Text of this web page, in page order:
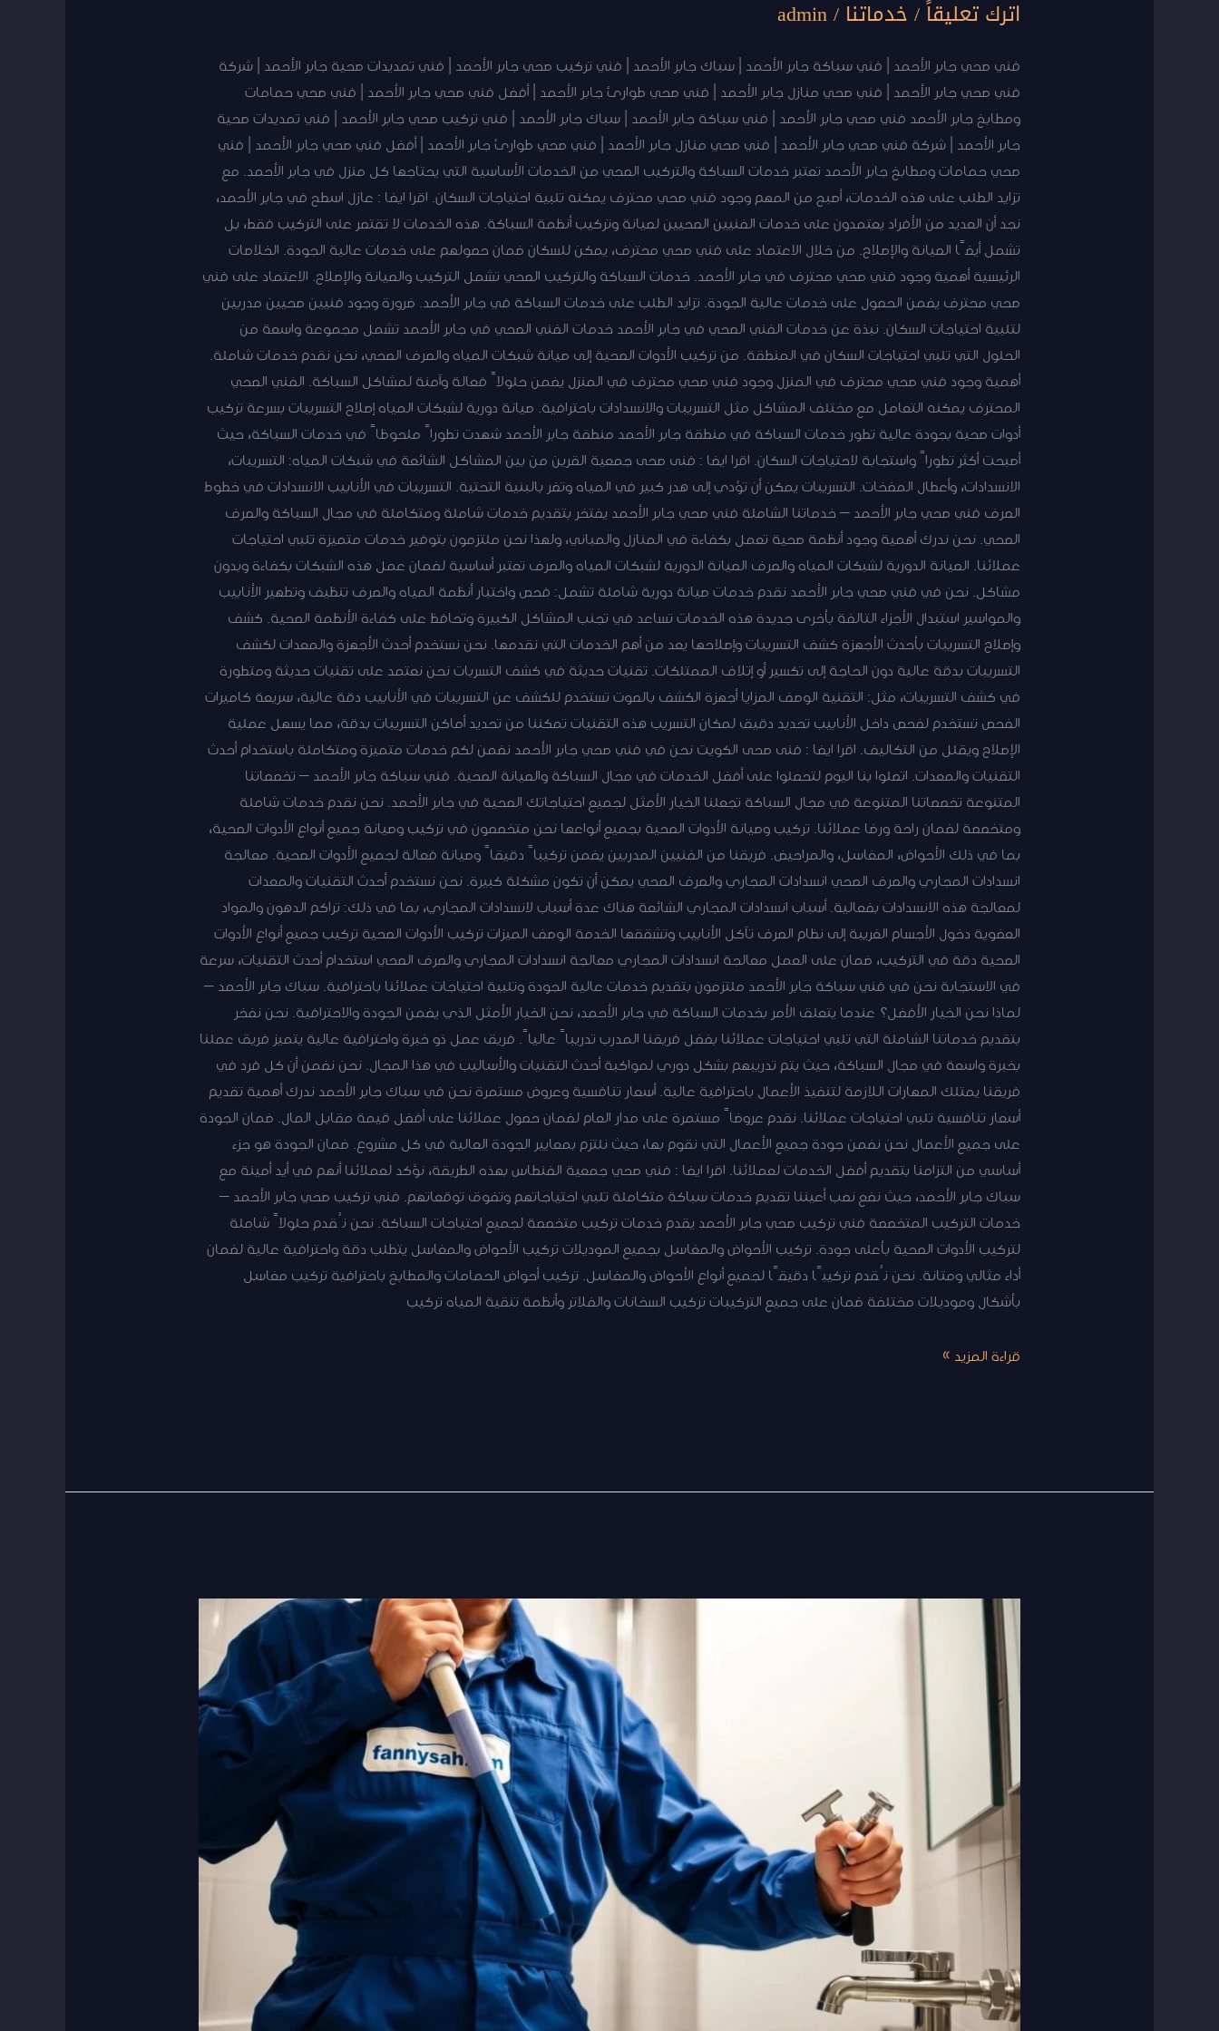
اترك تعليقاً/خدماتنا /
admin
فني صحي جابر الأحمد | فني سباكة جابر الأحمد | سباك جابر الأحمد | فني تركيب صحي جابر الأحمد | فني تمديدات صحية جابر الأحمد | شركة
فني صحي جابر الأحمد | فني صحي منازل جابر الأحمد | فني صحي طوارئ جابر الأحمد | أفضل فني صحي جابر الأحمد | فني صحي حمامات
ومطابخ جابر الأحمد فني صحي جابر الأحمد | فني سباكة جابر الأحمد | سباك جابر الأحمد | فني تركيب صحي جابر الأحمد | فني تمديدات صحية
جابر الأحمد | شركة فني صحي جابر الأحمد | فني صحي منازل جابر الأحمد | فني صحي طوارئ جابر الأحمد | أفضل فني صحي جابر الأحمد | فني
صحي حمامات ومطابخ جابر الأحمد تعتبر خدمات السباكة والتركيب الصحي من الخدمات الأساسية التي يحتاجها كل منزل في جابر الأحمد. مع
تزايد الطلب على هذه الخدمات، أصبح من المهم وجود فني صحي محترف يمكنه تلبية احتياجات السكان. اقرا ايضا : عازل اسطح في جابر الأحمد،
نجد أن العديد من الأفراد يعتمدون على خدمات الفنيين الصحيين لصيانة وتركيب أنظمة السباكة. هذه الخدمات لا تقتصر على التركيب فقط، بل
تشمل أيضًا الصيانة والإصلاح. من خلال الاعتماد على فني صحي محترف، يمكن للسكان ضمان حصولهم على خدمات عالية الجودة. الخلاصات
الرئيسية أهمية وجود فني صحي محترف في جابر الأحمد. خدمات السباكة والتركيب الصحي تشمل التركيب والصيانة والإصلاح. الاعتماد على فني
صحي محترف يضمن الحصول على خدمات عالية الجودة. تزايد الطلب على خدمات السباكة في جابر الأحمد. ضرورة وجود فنيين صحيين مدربين
لتلبية احتياجات السكان. نبذة عن خدمات الفني الصحي في جابر الأحمد خدمات الفني الصحي في جابر الأحمد تشمل مجموعة واسعة من
الحلول التي تلبي احتياجات السكان في المنطقة. من تركيب الأدوات الصحية إلى صيانة شبكات المياه والصرف الصحي، نحن نقدم خدمات شاملة.
أهمية وجود فني صحي محترف في المنزل وجود فني صحي محترف في المنزل يضمن حلولاً فعالة وآمنة لمشاكل السباكة. الفني الصحي
المحترف يمكنه التعامل مع مختلف المشاكل مثل التسريبات والانسدادات باحترافية. صيانة دورية لشبكات المياه إصلاح التسريبات بسرعة تركيب
أدوات صحية بجودة عالية تطور خدمات السباكة في منطقة جابر الأحمد منطقة جابر الأحمد شهدت تطوراً ملحوظاً في خدمات السباكة، حيث
أصبحت أكثر تطوراً واستجابة لاحتياجات السكان. اقرا ايضا : فنى صحى جمعية القرين من بين المشاكل الشائعة في شبكات المياه: التسريبات،
الانسدادات، وأعطال المضخات. التسريبات يمكن أن تؤدي إلى هدر كبير في المياه وتضر بالبنية التحتية. التسريبات في الأنابيب الانسدادات في خطوط
الصرف فني صحي جابر الأحمد – خدماتنا الشاملة فني صحي جابر الأحمد يفتخر بتقديم خدمات شاملة ومتكاملة في مجال السباكة والصرف
الصحي. نحن ندرك أهمية وجود أنظمة صحية تعمل بكفاءة في المنازل والمباني، ولهذا نحن ملتزمون بتوفير خدمات متميزة تلبي احتياجات
عملائنا. الصيانة الدورية لشبكات المياه والصرف الصيانة الدورية لشبكات المياه والصرف تعتبر أساسية لضمان عمل هذه الشبكات بكفاءة وبدون
مشاكل. نحن في فني صحي جابر الأحمد نقدم خدمات صيانة دورية شاملة تشمل: فحص واختبار أنظمة المياه والصرف تنظيف وتطهير الأنابيب
والمواسير استبدال الأجزاء التالفة بأخرى جديدة هذه الخدمات تساعد في تجنب المشاكل الكبيرة وتحافظ على كفاءة الأنظمة الصحية. كشف
وإصلاح التسريبات بأحدث الأجهزة كشف التسريبات وإصلاحها يعد من أهم الخدمات التي نقدمها. نحن نستخدم أحدث الأجهزة والمعدات لكشف
التسريبات بدقة عالية دون الحاجة إلى تكسير أو إتلاف الممتلكات. تقنيات حديثة في كشف التسربات نحن نعتمد على تقنيات حديثة ومتطورة
في كشف التسريبات، مثل: التقنية الوصف المزايا أجهزة الكشف بالصوت تستخدم للكشف عن التسريبات في الأنابيب دقة عالية، سريعة كاميرات
الفحص تستخدم لفحص داخل الأنابيب تحديد دقيق لمكان التسريب هذه التقنيات تمكننا من تحديد أماكن التسريبات بدقة، مما يسهل عملية
الإصلاح ويقلل من التكاليف. اقرا ايضا : فنى صحى الكويت نحن في فني صحي جابر الأحمد نضمن لكم خدمات متميزة ومتكاملة باستخدام أحدث
التقنيات والمعدات. اتصلوا بنا اليوم لتحصلوا على أفضل الخدمات في مجال السباكة والصيانة الصحية. فني سباكة جابر الأحمد – تخصصاتنا
المتنوعة تخصصاتنا المتنوعة في مجال السباكة تجعلنا الخيار الأمثل لجميع احتياجاتك الصحية في جابر الأحمد. نحن نقدم خدمات شاملة
ومتخصصة لضمان راحة ورضا عملائنا. تركيب وصيانة الأدوات الصحية بجميع أنواعها نحن متخصصون في تركيب وصيانة جميع أنواع الأدوات الصحية،
بما في ذلك الأحواض، المغاسل، والمراحيض. فريقنا من الفنيين المدربين يضمن تركيباً دقيقاً وصيانة فعالة لجميع الأدوات الصحية. معالجة
انسدادات المجاري والصرف الصحي انسدادات المجاري والصرف الصحي يمكن أن تكون مشكلة كبيرة. نحن نستخدم أحدث التقنيات والمعدات
لمعالجة هذه الانسدادات بفعالية. أسباب انسدادات المجاري الشائعة هناك عدة أسباب لانسدادات المجاري، بما في ذلك: تراكم الدهون والمواد
العضوية دخول الأجسام الغريبة إلى نظام الصرف تآكل الأنابيب وتشققها الخدمة الوصف الميزات تركيب الأدوات الصحية تركيب جميع أنواع الأدوات
الصحية دقة في التركيب، ضمان على العمل معالجة انسدادات المجاري معالجة انسدادات المجاري والصرف الصحي استخدام أحدث التقنيات، سرعة
في الاستجابة نحن في فني سباكة جابر الأحمد ملتزمون بتقديم خدمات عالية الجودة وتلبية احتياجات عملائنا باحترافية. سباك جابر الأحمد –
لماذا نحن الخيار الأفضل؟ عندما يتعلق الأمر بخدمات السباكة في جابر الأحمد، نحن الخيار الأمثل الذي يضمن الجودة والاحترافية. نحن نفخر
بتقديم خدماتنا الشاملة التي تلبي احتياجات عملائنا بفضل فريقنا المدرب تدريباً عالياً. فريق عمل ذو خبرة واحترافية عالية يتميز فريق عملنا
بخبرة واسعة في مجال السباكة، حيث يتم تدريبهم بشكل دوري لمواكبة أحدث التقنيات والأساليب في هذا المجال. نحن نضمن أن كل فرد في
فريقنا يمتلك المهارات اللازمة لتنفيذ الأعمال باحترافية عالية. أسعار تنافسية وعروض مستمرة نحن في سباك جابر الأحمد ندرك أهمية تقديم
أسعار تنافسية تلبي احتياجات عملائنا. نقدم عروضاً مستمرة على مدار العام لضمان حصول عملائنا على أفضل قيمة مقابل المال. ضمان الجودة
على جميع الأعمال نحن نضمن جودة جميع الأعمال التي نقوم بها، حيث نلتزم بمعايير الجودة العالية في كل مشروع. ضمان الجودة هو جزء
أساسي من التزامنا بتقديم أفضل الخدمات لعملائنا. اقرا ايضا : فني صحي جمعية الفنطاس بهذه الطريقة، نؤكد لعملائنا أنهم في أيد أمينة مع
سباك جابر الأحمد، حيث نضع نصب أعيننا تقديم خدمات سباكة متكاملة تلبي احتياجاتهم وتفوق توقعاتهم. فني تركيب صحي جابر الأحمد –
خدمات التركيب المتخصصة فني تركيب صحي جابر الأحمد يقدم خدمات تركيب متخصصة لجميع احتياجات السباكة. نحن نُقدم حلولاً شاملة
لتركيب الأدوات الصحية بأعلى جودة. تركيب الأحواض والمغاسل بجميع الموديلات تركيب الأحواض والمغاسل يتطلب دقة واحترافية عالية لضمان
أداء مثالي ومتانة. نحن نُقدم تركيبًا دقيقًا لجميع أنواع الأحواض والمغاسل. تركيب أحواض الحمامات والمطابخ باحترافية تركيب مغاسل
بأشكال وموديلات مختلفة ضمان على جميع التركيبات تركيب السخانات والفلاتر وأنظمة تنقية المياه تركيب
جابر
صحي
منازل
الأحمد
صحي
الأحمد
أفضل
فني
الأحمد
حمامات
ومطابخ
قراءة المزيد »
فني
صحي
جابر
الاحمد
لصيانة
السباكة
المنزلية